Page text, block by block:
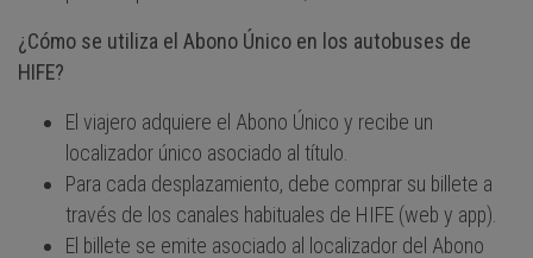
¿Cómo se utiliza el Abono Único en los autobuses de
HIFE?
El viajero adquiere el Abono Único y recibe un
localizador único asociado al título.
Para cada desplazamiento, debe comprar su billete a
través de los canales habituales de HIFE (web y app).
El billete se emite asociado al localizador del Abono